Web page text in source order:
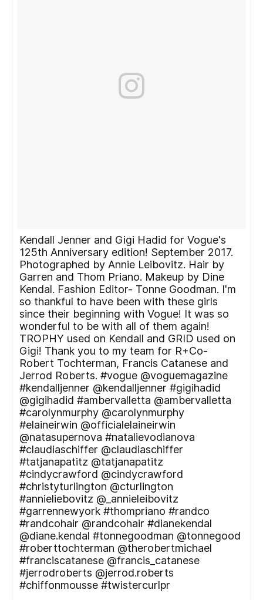
Kendall Jenner and Gigi Hadid for Vogue's
125th Anniversary edition! September 2017.
Photographed by Annie Leibovitz. Hair by
Garren and Thom Priano. Makeup by Dine
Kendal. Fashion Editor- Tonne Goodman. I'm
so thankful to have been with these girls
since their beginning with Vogue! It was so
wonderful to be with all of them again!
TROPHY used on Kendall and GRID used on
Gigi! Thank you to my team for R+Co-
Robert Tochterman, Francis Catanese and
Jerrod Roberts. #vogue @voguemagazine
#kendalljenner @kendalljenner #gigihadid
@gigihadid #ambervalletta @ambervalletta
#carolynmurphy @carolynmurphy
#elaineirwin @officialelaineirwin
@natasupernova #natalievodianova
#claudiaschiffer @claudiaschiffer
#tatjanapatitz @tatjanapatitz
#cindycrawford @cindycrawford
#christyturlington @cturlington
#annieliebovitz @_annieleibovitz
#garrennewyork #thompriano #randco
#randcohair @randcohair #dianekendal
@diane.kendal #tonnegoodman @tonnegood
#roberttochterman @therobertmichael
#franciscatanese @francis_catanese
#jerrodroberts @jerrod.roberts
#chiffonmousse #twistercurlpr